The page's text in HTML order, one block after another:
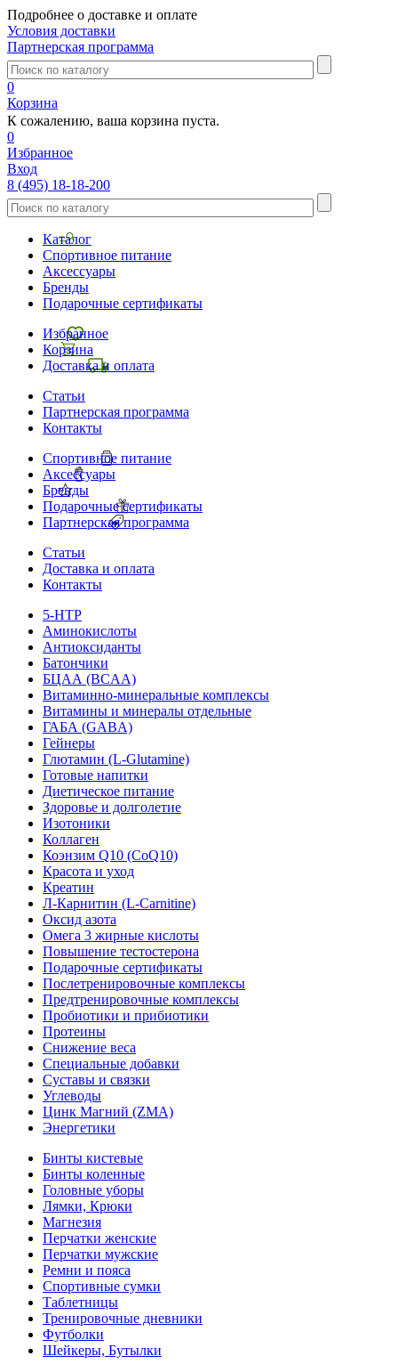
Подробнее о доставке и оплате
Условия доставки
Партнерская программа
0
Корзина
К сожалению, ваша корзина пуста.
0
Избранное
Вход
8 (495) 18-18-200
Каталог
Спортивное питание
Аксессуары
Бренды
Подарочные сертификаты
Избранное
Корзина
Доставка и оплата
Статьи
Партнерская программа
Контакты
Спортивное питание
Аксессуары
Бренды
Подарочные сертификаты
Партнерская программа
Статьи
Доставка и оплата
Контакты
5-HTP
Аминокислоты
Антиоксиданты
Батончики
БЦАА (BCAA)
Витаминно-минеральные комплексы
Витамины и минералы отдельные
ГАБА (GABA)
Гейнеры
Глютамин (L-Glutamine)
Готовые напитки
Диетическое питание
Здоровье и долголетие
Изотоники
Коллаген
Коэнзим Q10 (CoQ10)
Красота и уход
Креатин
Л-Карнитин (L-Сarnitine)
Оксид азота
Омега 3 жирные кислоты
Повышение тестостерона
Подарочные сертификаты
Послетренировочные комплексы
Предтренировочные комплексы
Пробиотики и прибиотики
Протеины
Снижение веса
Специальные добавки
Суставы и связки
Углеводы
Цинк Магний (ZMA)
Энергетики
Бинты кистевые
Бинты коленные
Головные уборы
Лямки, Крюки
Магнезия
Перчатки женские
Перчатки мужские
Ремни и пояса
Спортивные сумки
Таблетницы
Тренировочные дневники
Футболки
Шейкеры, Бутылки